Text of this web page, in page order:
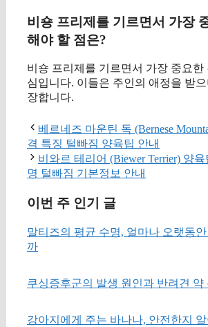
비숑 프리제를 기르면서 가장
해야 할 점은?
비숑 프리제를 기르면서 가장 중요한
심입니다. 이들은 주인의 애정을 받
장합니다.
베르네즈 마운틴 독 (Bernese
격 특징 털빠짐 양육팁 안내
비와르 테리어 (Biewer Terrier) 양
명 털빠짐 기본정보 안내
이번 주 인기 글
말티즈의 평균 수명, 얼마나 오랫동
까
쿠싱증후군의 발생 원인과 반려견 약
강아지에게 주는 바나나, 안전한지